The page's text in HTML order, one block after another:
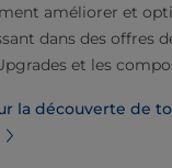
améliorer et
dans des offres
et les
la découverte de